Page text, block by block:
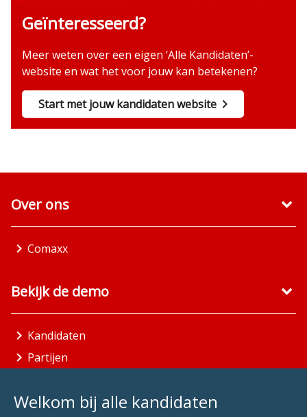
Geïnteresseerd?
Meer weten over een eigen ‘Alle Kandidaten’-
website en wat het voor jouw kan betekenen?
Start met jouw kandidaten website
Welkom bij alle kandidaten
Over ons
Comaxx
Bekijk de demo
Kandidaten
Partijen
Aandachtsgebieden